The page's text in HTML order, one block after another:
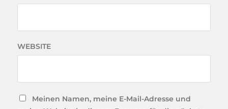
WEBSITE
Meinen Namen, meine E-Mail-Adresse und